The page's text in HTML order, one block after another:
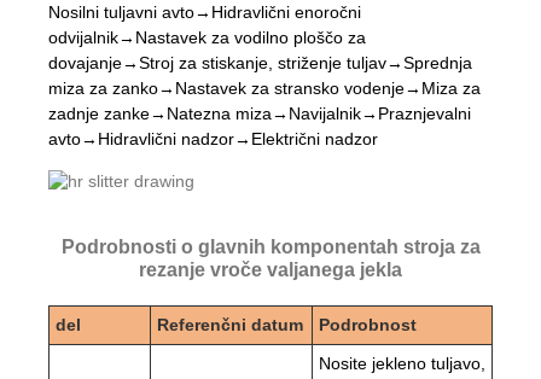
Nosilni tuljavni avto→Hidravlični enoročni
odvijalnik→Nastavek za vodilno ploščo za
dovajanje→Stroj za stiskanje, striženje tuljav→Sprednja
miza za zanko→Nastavek za stransko vodenje→Miza za
zadnje zanke→Natezna miza→Navijalnik→Praznjevalni
avto→Hidravlični nadzor→Električni nadzor
Podrobnosti o glavnih komponentah stroja za
rezanje vroče valjanega jekla
del Referenčni datum
Podrobnost
Nosite jekleno tuljavo,